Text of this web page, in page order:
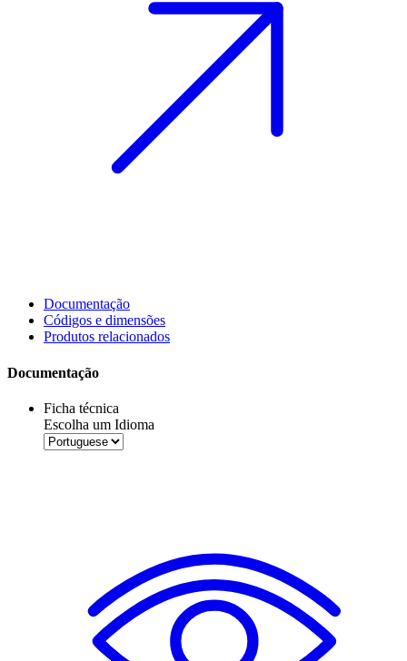
Documentação
Códigos e dimensões
Produtos relacionados
Documentação
Ficha técnica
Escolha um Idioma